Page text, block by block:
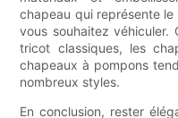
chapeau qui représente
vous souhaitez véhiculer.
tricot classiques, les
chapeaux à pompons
nombreux styles.
En conclusion, rester